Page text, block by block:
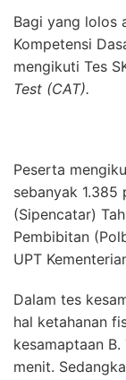
Bagi yang lolos
Kompetensi
mengikuti Tes
Test (CAT).
Peserta
sebanyak 1.385
(Sipencatar)
Pembibitan
UPT
Dalam tes
hal ketahanan
kesamaptaan
menit.